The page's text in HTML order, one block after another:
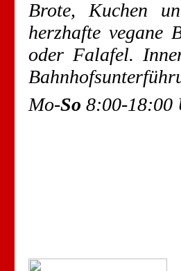
Brote, Kuchen
herzhafte vegane
oder Falafel.
Mo-So 8:00-18:00